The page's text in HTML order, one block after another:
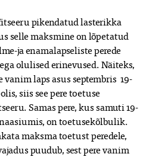
pikendatud lasterikka
selle maksmine on lõpetatud
ja enamalapseliste perede
olulised erinevused. Näiteks,
laps asus septembris  19-
siis see pere toetuse
Samas pere, kus samuti 19-
on toetusekõlbulik.
maksma toetust peredele,
puudub, sest pere vanim